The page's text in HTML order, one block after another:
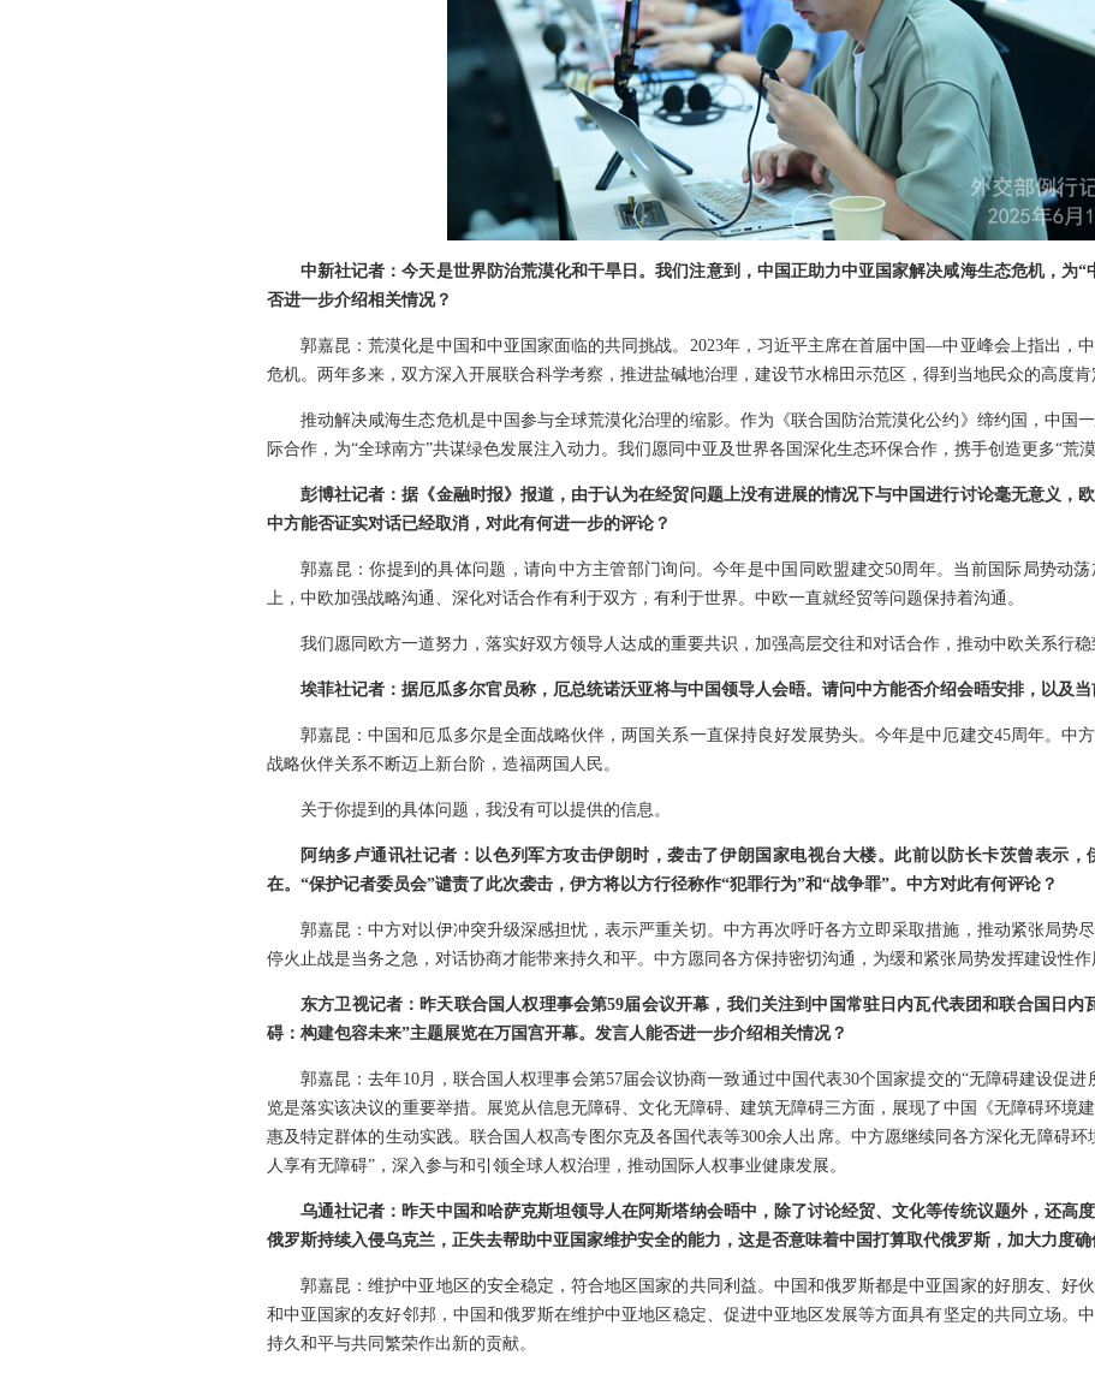
中新社记者：今天是世界防治荒漠化和干旱日。我们注意到，中国正助力中亚国家解决咸海生态危机，为
否进一步介绍相关情况？
郭嘉昆：荒漠化是中国和中亚国家面临的共同挑战。2023年，习近平主席在首届中国—中亚峰会上指出，
危机。两年多来，双方深入开展联合科学考察，推进盐碱地治理，建设节水棉田示范区，得到当地民众的高度肯
推动解决咸海生态危机是中国参与全球荒漠化治理的缩影。作为《联合国防治荒漠化公约》缔约国，中国
际合作，为“全球南方”共谋绿色发展注入动力。我们愿同中亚及世界各国深化生态环保合作，携手创造更多“荒漠
彭博社记者：据《金融时报》报道，由于认为在经贸问题上没有进展的情况下与中国进行讨论毫无意义，
中方能否证实对话已经取消，对此有何进一步的评论？
郭嘉昆：你提到的具体问题，请向中方主管部门询问。今年是中国同欧盟建交50周年。当前国际局势动
上，中欧加强战略沟通、深化对话合作有利于双方，有利于世界。中欧一直就经贸等问题保持着沟通。
我们愿同欧方一道努力，落实好双方领导人达成的重要共识，加强高层交往和对话合作，推动中欧关系行稳
埃菲社记者：据厄瓜多尔官员称，厄总统诺沃亚将与中国领导人会晤。请问中方能否介绍会晤安排，以及
郭嘉昆：中国和厄瓜多尔是全面战略伙伴，两国关系一直保持良好发展势头。今年是中厄建交45周年。中
战略伙伴关系不断迈上新台阶，造福两国人民。
关于你提到的具体问题，我没有可以提供的信息。
阿纳多卢通讯社记者：以色列军方攻击伊朗时，袭击了伊朗国家电视台大楼。此前以防长卡茨曾表示
在。“保护记者委员会”谴责了此次袭击，伊方将以方行径称作“犯罪行为”和“战争罪”。中方对此有何评论？
郭嘉昆：中方对以伊冲突升级深感担忧，表示严重关切。中方再次呼吁各方立即采取措施，推动紧张局势
停火止战是当务之急，对话协商才能带来持久和平。中方愿同各方保持密切沟通，为缓和紧张局势发挥建设性作
东方卫视记者：昨天联合国人权理事会第59届会议开幕，我们关注到中国常驻日内瓦代表团和联合国日内
碍：构建包容未来”主题展览在万国宫开幕。发言人能否进一步介绍相关情况？
郭嘉昆：去年10月，联合国人权理事会第57届会议协商一致通过中国代表30个国家提交的“无障碍建设促
览是落实该决议的重要举措。展览从信息无障碍、文化无障碍、建筑无障碍三方面，展现了中国《无障碍环境
惠及特定群体的生动实践。联合国人权高专图尔克及各国代表等300余人出席。中方愿继续同各方深化无障碍环
人享有无障碍”，深入参与和引领全球人权治理，推动国际人权事业健康发展。
乌通社记者：昨天中国和哈萨克斯坦领导人在阿斯塔纳会晤中，除了讨论经贸、文化等传统议题外，还高
俄罗斯持续入侵乌克兰，正失去帮助中亚国家维护安全的能力，这是否意味着中国打算取代俄罗斯，加大力度
郭嘉昆：维护中亚地区的安全稳定，符合地区国家的共同利益。中国和俄罗斯都是中亚国家的好朋友、好
和中亚国家的友好邻邦，中国和俄罗斯在维护中亚地区稳定、促进中亚地区发展等方面具有坚定的共同立场。
持久和平与共同繁荣作出新的贡献。